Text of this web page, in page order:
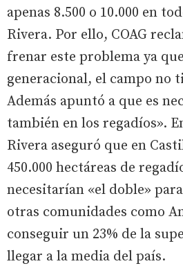
apenas 8.500 o 10.000 en
Rivera. Por ello, COAG
frenar este problema ya
generacional, el campo no
Además apuntó a que es
también en los regadíos».
Rivera aseguró que en
450.000 hectáreas de
necesitarían «el doble»
otras comunidades como
conseguir un 23% de la
llegar a la media del país.